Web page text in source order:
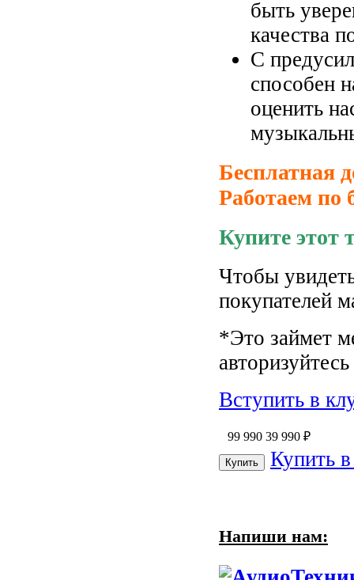
быть
качества
С
способен
оценить
Бесплатная
Работаем по
Купите этот
Чтобы
покупателей
*Это займет
Вступить в
99 990 39 990 ₽
Купить
Напиши нам: